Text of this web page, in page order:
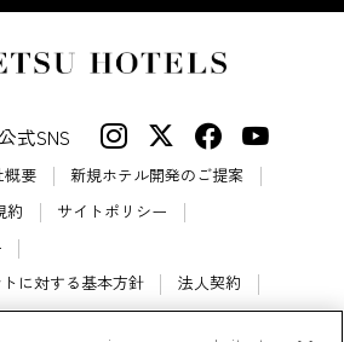
式SNS
概要
新規ホテル開発のご提案
約
サイトポリシー
に対する基本方針
法人契約
サイトマップ